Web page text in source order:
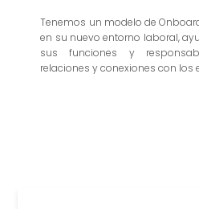
Tenemos un modelo de
en su nuevo entorno laboral,
sus funciones y
relaciones y conexiones con los